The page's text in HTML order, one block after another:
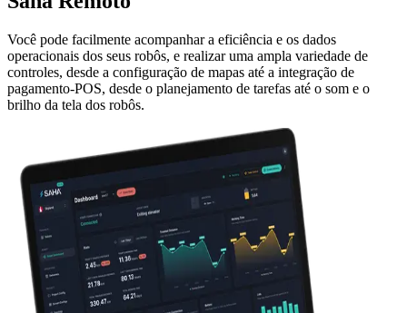
Você pode facilmente acompanhar a eficiência e os dados
operacionais dos seus robôs, e realizar uma ampla variedade de
controles, desde a configuração de mapas até a integração de
pagamento-POS, desde o planejamento de tarefas até o som e o
brilho da tela dos robôs.